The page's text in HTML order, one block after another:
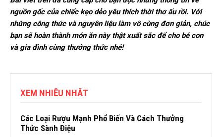
nguồn gốc của chiếc kẹo dẻo yêu thích thời thơ ấu rồi. Với
những công thức và nguyên liệu làm vô cùng đơn giản, chúc
bạn sẽ hoàn thành món ăn này thật xuất sắc để cho bé con
và gia đình cùng thưởng thức nhé!
XEM NHIỀU NHẤT
Các Loại Rượu Mạnh Phổ Biến Và Cách Thưởng
Thức Sành Điệu